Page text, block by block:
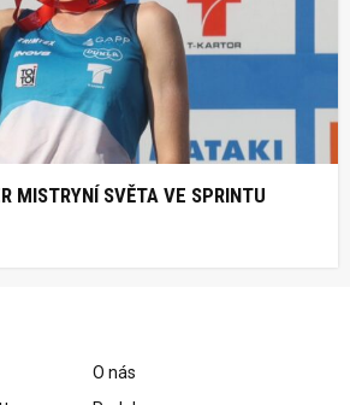
MISTRYNÍ SVĚTA VE SPRINTU
O nás